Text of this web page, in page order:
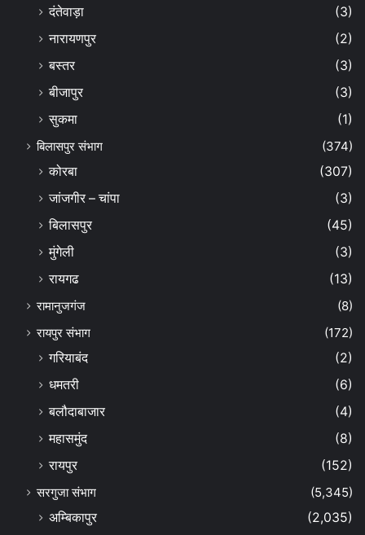
दंतेवाड़ा
(3)
नारायणपुर
(2)
बस्तर
(3)
बीजापुर
(3)
सुकमा
(1)
बिलासपुर संभाग
(374)
कोरबा
(307)
जांजगीर – चांपा
(3)
बिलासपुर
(45)
मुंगेली
(3)
रायगढ
(13)
रामानुजगंज
(8)
रायपुर संभाग
(172)
गरियाबंद
(2)
धमतरी
(6)
बलौदाबाजार
(4)
महासमुंद
(8)
रायपुर
(152)
सरगुजा संभाग
(5,345)
अम्बिकापुर
(2,035)